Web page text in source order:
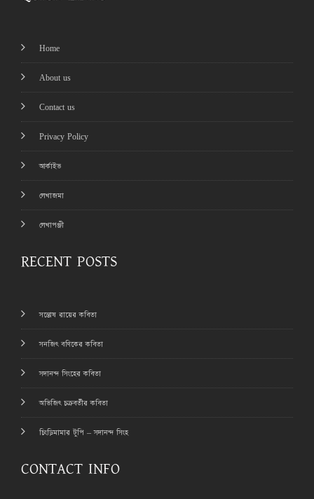
Home
About us
Contact us
Privacy Policy
আর্কাইভ
লেখাজমা
লেখাপঞ্জী
RECENT POSTS
সন্তোষ রায়ের কবিতা
সনজিৎ বণিকের কবিতা
সদানন্দ সিংহের কবিতা
অভিজিৎ চক্রবর্তীর কবিতা
চিংড়িমামার টুপি – সদানন্দ সিংহ
CONTACT INFO